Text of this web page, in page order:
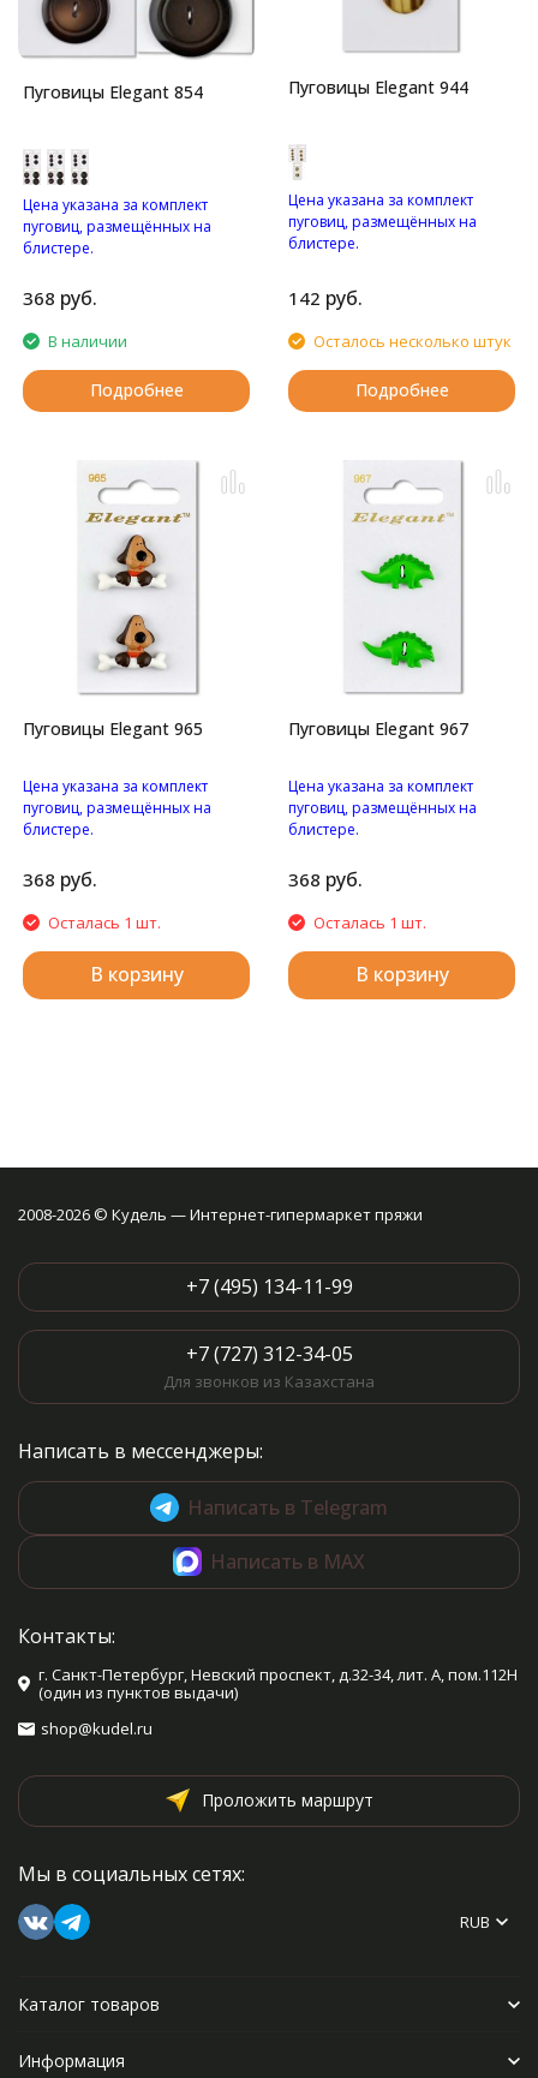
Пуговицы Elegant 854
Цена указана за комплект
пуговиц, размещённых на
блистере.
двумя отверстиями.
368 руб.
В наличии
Подробнее
Пуговицы Elegant 944
Цена указана за комплект
пуговиц, размещённых на
блистере.
отверстиями.
142 руб.
Осталось несколько штук
Подробнее
Пуговицы Elegant 965
Цена указана за комплект
пуговиц, размещённых на
блистере.
косточкой" на ножке.
368 руб.
Осталась 1 шт.
В корзину
Пуговицы Elegant 967
Цена указана за комплект
пуговиц, размещённых на
блистере.
двумя отверстиями.
368 руб.
Осталась 1 шт.
В корзину
2008-2026 © Кудель — Интернет-гипермаркет пряжи
+7 (495) 134-11-99
+7 (727) 312-34-05
Для звонков из Казахстана
Написать в мессенджеры:
Написать в Telegram
Написать в MAX
Контакты:
г. Санкт-Петербург, Невский проспект, д.32-34, лит. А, пом.112Н
(один из пунктов выдачи)
shop@kudel.ru
Проложить маршрут
Мы в социальных сетях:
RUB
Каталог товаров
Информация